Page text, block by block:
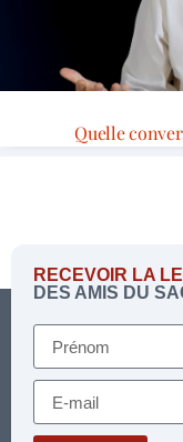
Quelle
RECEVOIR LA
DES AMIS DU